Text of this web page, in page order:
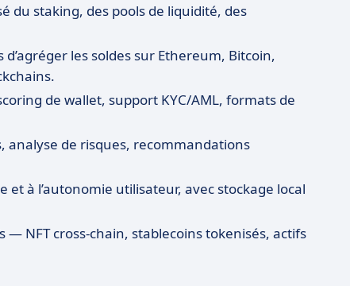
du staking, des pools de liquidité, des
d’agréger les soldes sur Ethereum, Bitcoin,
de wallet, support KYC/AML, formats de
analyse de risques, recommandations
et à l’autonomie utilisateur, avec stockage local
— NFT cross-chain, stablecoins tokenisés, actifs